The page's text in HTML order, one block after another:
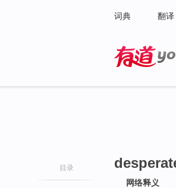
词典 翻译
目录
网络释义